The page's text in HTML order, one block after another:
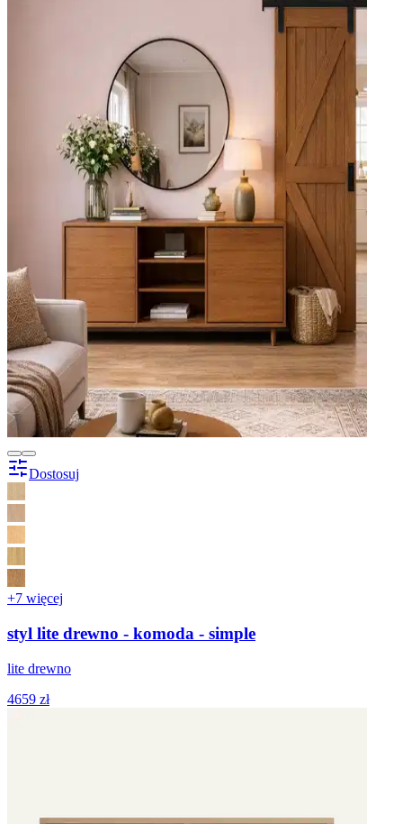
Dostosuj
+7 więcej
styl lite drewno - komoda - simple
lite drewno
4659 zł